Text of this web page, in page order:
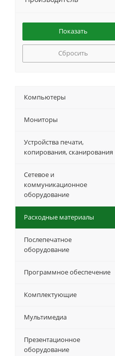
Сбросить
Компьютеры
Мониторы
Устройства печати,
копирования, сканирования
Сетевое и
коммуникационное
оборудование
Расходные материалы
Послепечатное
оборудование
Программное обеспечение
Комплектующие
Мультимедиа
Презентационное
оборудование